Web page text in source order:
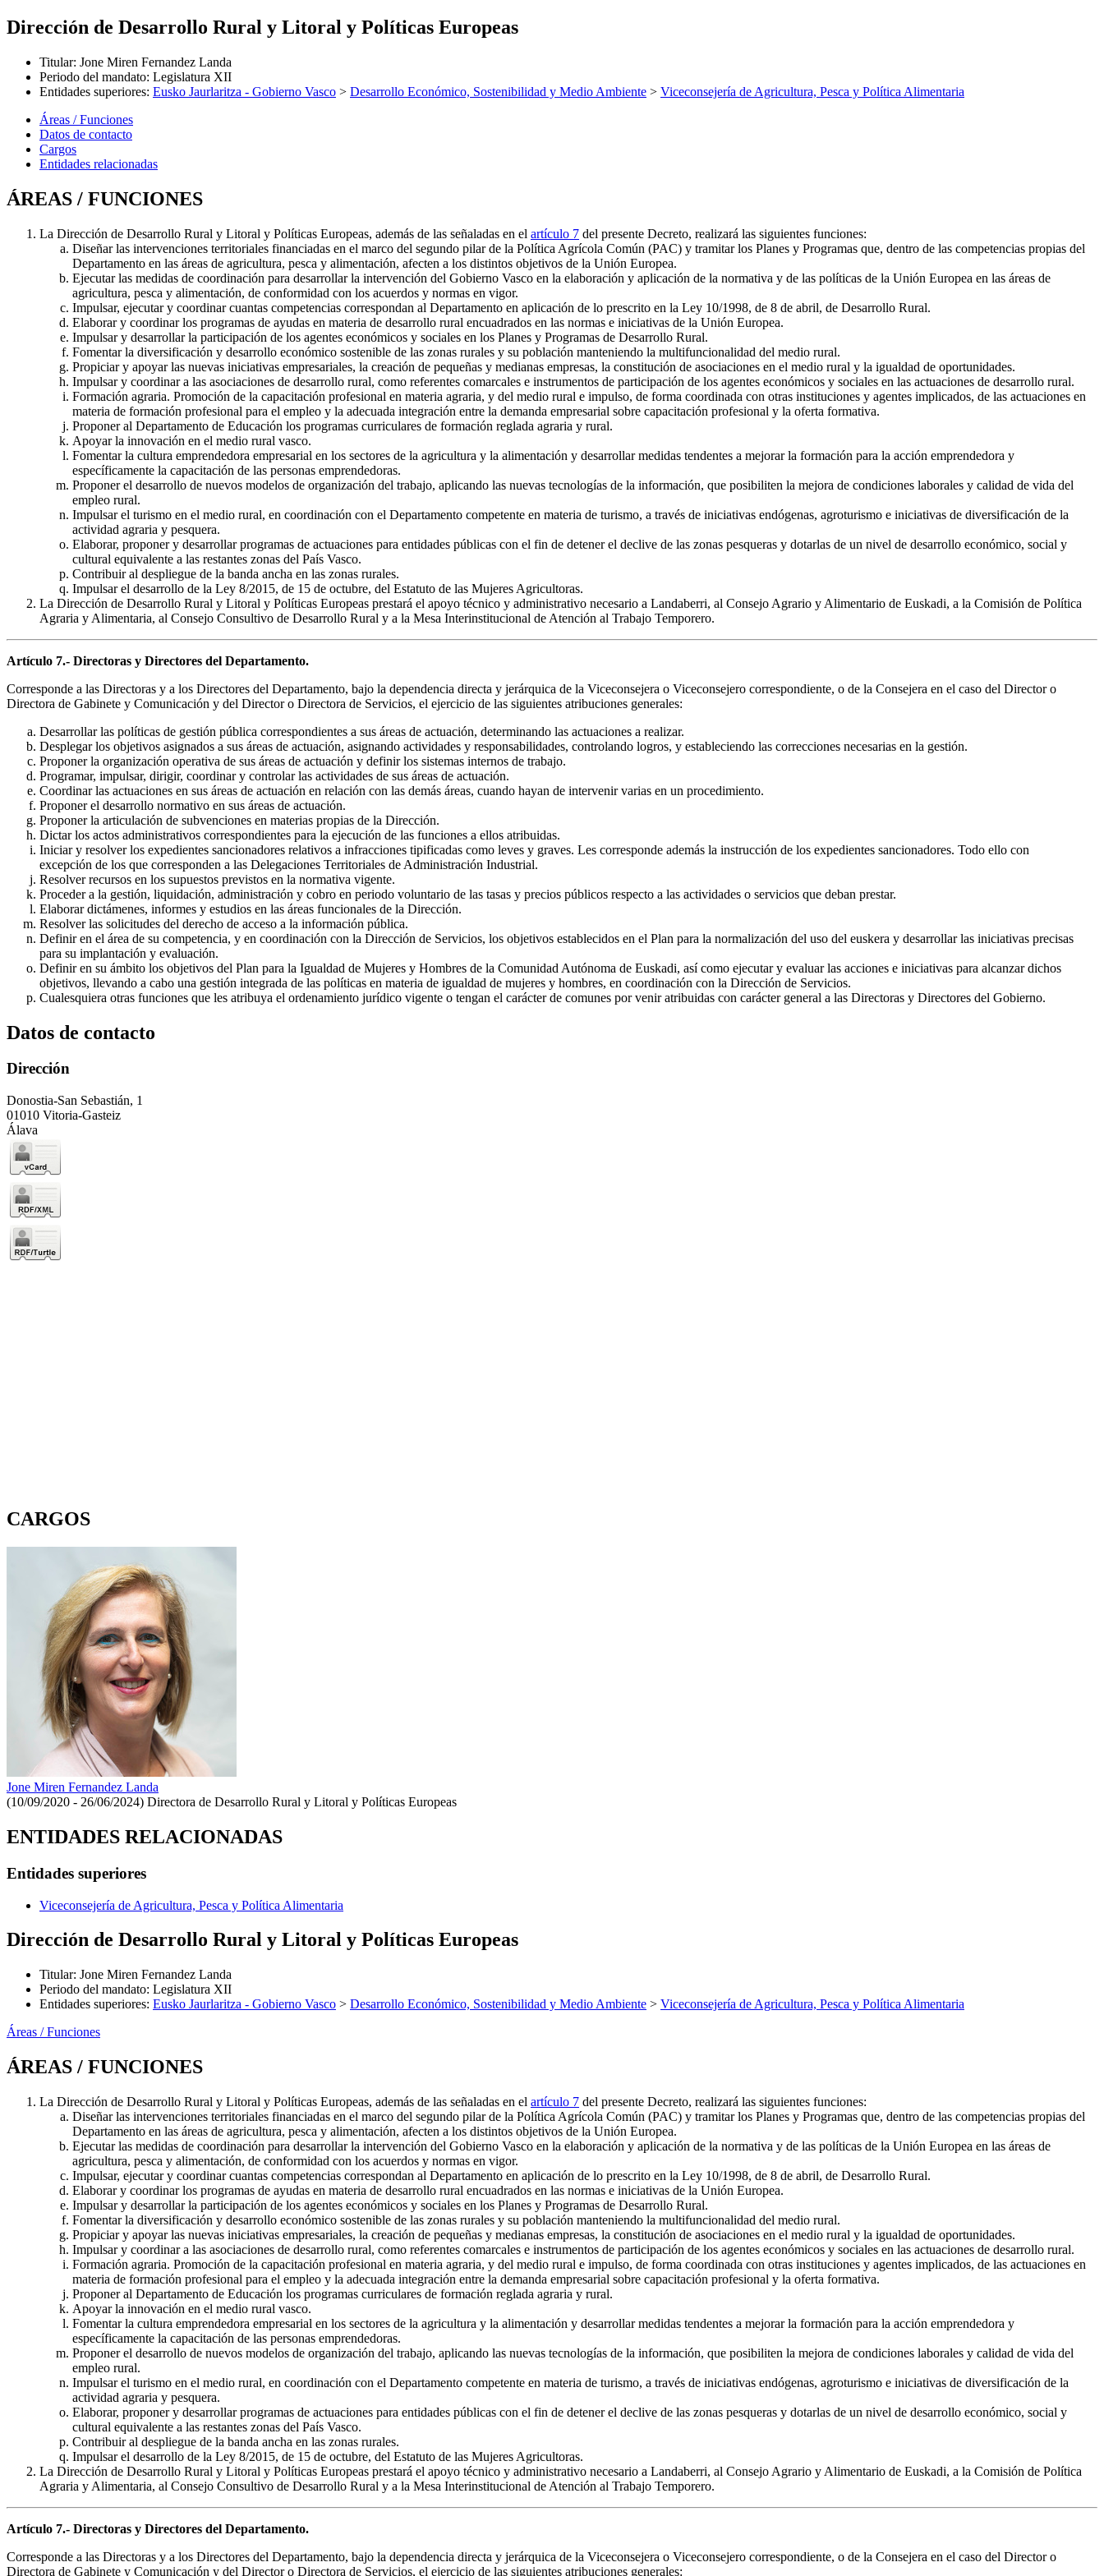
Dirección de Desarrollo Rural y Litoral y Políticas Europeas
Titular: Jone Miren Fernandez Landa
Periodo del mandato: Legislatura XII
Entidades superiores: Eusko Jaurlaritza - Gobierno Vasco > Desarrollo Económico, Sostenibilidad y Medio Ambiente > Viceconsejería de Agricultura, Pesca y Política Alimentaria
Áreas / Funciones
Datos de contacto
Cargos
Entidades relacionadas
ÁREAS / FUNCIONES
La Dirección de Desarrollo Rural y Litoral y Políticas Europeas, además de las señaladas en el artículo 7 del presente Decreto, realizará las siguientes funciones:
Diseñar las intervenciones territoriales financiadas en el marco del segundo pilar de la Política Agrícola Común (PAC) y tramitar los Planes y Programas que, dentro de las competencias propias del
Departamento en las áreas de agricultura, pesca y alimentación, afecten a los distintos objetivos de la Unión Europea.
Ejecutar las medidas de coordinación para desarrollar la intervención del Gobierno Vasco en la elaboración y aplicación de la normativa y de las políticas de la Unión Europea en las áreas de
agricultura, pesca y alimentación, de conformidad con los acuerdos y normas en vigor.
Impulsar, ejecutar y coordinar cuantas competencias correspondan al Departamento en aplicación de lo prescrito en la Ley 10/1998, de 8 de abril, de Desarrollo Rural.
Elaborar y coordinar los programas de ayudas en materia de desarrollo rural encuadrados en las normas e iniciativas de la Unión Europea.
Impulsar y desarrollar la participación de los agentes económicos y sociales en los Planes y Programas de Desarrollo Rural.
Fomentar la diversificación y desarrollo económico sostenible de las zonas rurales y su población manteniendo la multifuncionalidad del medio rural.
Propiciar y apoyar las nuevas iniciativas empresariales, la creación de pequeñas y medianas empresas, la constitución de asociaciones en el medio rural y la igualdad de oportunidades.
Impulsar y coordinar a las asociaciones de desarrollo rural, como referentes comarcales e instrumentos de participación de los agentes económicos y sociales en las actuaciones de desarrollo rural.
Formación agraria. Promoción de la capacitación profesional en materia agraria, y del medio rural e impulso, de forma coordinada con otras instituciones y agentes implicados, de las actuaciones en
materia de formación profesional para el empleo y la adecuada integración entre la demanda empresarial sobre capacitación profesional y la oferta formativa.
Proponer al Departamento de Educación los programas curriculares de formación reglada agraria y rural.
Apoyar la innovación en el medio rural vasco.
Fomentar la cultura emprendedora empresarial en los sectores de la agricultura y la alimentación y desarrollar medidas tendentes a mejorar la formación para la acción emprendedora y
específicamente la capacitación de las personas emprendedoras.
Proponer el desarrollo de nuevos modelos de organización del trabajo, aplicando las nuevas tecnologías de la información, que posibiliten la mejora de condiciones laborales y calidad de vida del
empleo rural.
Impulsar el turismo en el medio rural, en coordinación con el Departamento competente en materia de turismo, a través de iniciativas endógenas, agroturismo e iniciativas de diversificación de la
actividad agraria y pesquera.
Elaborar, proponer y desarrollar programas de actuaciones para entidades públicas con el fin de detener el declive de las zonas pesqueras y dotarlas de un nivel de desarrollo económico, social y
cultural equivalente a las restantes zonas del País Vasco.
Contribuir al despliegue de la banda ancha en las zonas rurales.
Impulsar el desarrollo de la Ley 8/2015, de 15 de octubre, del Estatuto de las Mujeres Agricultoras.
La Dirección de Desarrollo Rural y Litoral y Políticas Europeas prestará el apoyo técnico y administrativo necesario a Landaberri, al Consejo Agrario y Alimentario de Euskadi, a la Comisión de Política
Agraria y Alimentaria, al Consejo Consultivo de Desarrollo Rural y a la Mesa Interinstitucional de Atención al Trabajo Temporero.
Artículo 7.- Directoras y Directores del Departamento.
Corresponde a las Directoras y a los Directores del Departamento, bajo la dependencia directa y jerárquica de la Viceconsejera o Viceconsejero correspondiente, o de la Consejera en el caso del Director o
Directora de Gabinete y Comunicación y del Director o Directora de Servicios, el ejercicio de las siguientes atribuciones generales:
Desarrollar las políticas de gestión pública correspondientes a sus áreas de actuación, determinando las actuaciones a realizar.
Desplegar los objetivos asignados a sus áreas de actuación, asignando actividades y responsabilidades, controlando logros, y estableciendo las correcciones necesarias en la gestión.
Proponer la organización operativa de sus áreas de actuación y definir los sistemas internos de trabajo.
Programar, impulsar, dirigir, coordinar y controlar las actividades de sus áreas de actuación.
Coordinar las actuaciones en sus áreas de actuación en relación con las demás áreas, cuando hayan de intervenir varias en un procedimiento.
Proponer el desarrollo normativo en sus áreas de actuación.
Proponer la articulación de subvenciones en materias propias de la Dirección.
Dictar los actos administrativos correspondientes para la ejecución de las funciones a ellos atribuidas.
Iniciar y resolver los expedientes sancionadores relativos a infracciones tipificadas como leves y graves. Les corresponde además la instrucción de los expedientes sancionadores. Todo ello con
excepción de los que corresponden a las Delegaciones Territoriales de Administración Industrial.
Resolver recursos en los supuestos previstos en la normativa vigente.
Proceder a la gestión, liquidación, administración y cobro en periodo voluntario de las tasas y precios públicos respecto a las actividades o servicios que deban prestar.
Elaborar dictámenes, informes y estudios en las áreas funcionales de la Dirección.
Resolver las solicitudes del derecho de acceso a la información pública.
Definir en el área de su competencia, y en coordinación con la Dirección de Servicios, los objetivos establecidos en el Plan para la normalización del uso del euskera y desarrollar las iniciativas precisas
para su implantación y evaluación.
Definir en su ámbito los objetivos del Plan para la Igualdad de Mujeres y Hombres de la Comunidad Autónoma de Euskadi, así como ejecutar y evaluar las acciones e iniciativas para alcanzar dichos
objetivos, llevando a cabo una gestión integrada de las políticas en materia de igualdad de mujeres y hombres, en coordinación con la Dirección de Servicios.
Cualesquiera otras funciones que les atribuya el ordenamiento jurídico vigente o tengan el carácter de comunes por venir atribuidas con carácter general a las Directoras y Directores del Gobierno.
Datos de contacto
Dirección
Donostia-San Sebastián, 1
01010 Vitoria-Gasteiz
Álava
CARGOS
Jone Miren Fernandez Landa
(10/09/2020 - 26/06/2024) Directora de Desarrollo Rural y Litoral y Políticas Europeas
ENTIDADES RELACIONADAS
Entidades superiores
Viceconsejería de Agricultura, Pesca y Política Alimentaria
Dirección de Desarrollo Rural y Litoral y Políticas Europeas
Titular: Jone Miren Fernandez Landa
Periodo del mandato: Legislatura XII
Entidades superiores: Eusko Jaurlaritza - Gobierno Vasco > Desarrollo Económico, Sostenibilidad y Medio Ambiente > Viceconsejería de Agricultura, Pesca y Política Alimentaria
Áreas / Funciones
ÁREAS / FUNCIONES
La Dirección de Desarrollo Rural y Litoral y Políticas Europeas, además de las señaladas en el artículo 7 del presente Decreto, realizará las siguientes funciones:
Diseñar las intervenciones territoriales financiadas en el marco del segundo pilar de la Política Agrícola Común (PAC) y tramitar los Planes y Programas que, dentro de las competencias propias del
Departamento en las áreas de agricultura, pesca y alimentación, afecten a los distintos objetivos de la Unión Europea.
Ejecutar las medidas de coordinación para desarrollar la intervención del Gobierno Vasco en la elaboración y aplicación de la normativa y de las políticas de la Unión Europea en las áreas de
agricultura, pesca y alimentación, de conformidad con los acuerdos y normas en vigor.
Impulsar, ejecutar y coordinar cuantas competencias correspondan al Departamento en aplicación de lo prescrito en la Ley 10/1998, de 8 de abril, de Desarrollo Rural.
Elaborar y coordinar los programas de ayudas en materia de desarrollo rural encuadrados en las normas e iniciativas de la Unión Europea.
Impulsar y desarrollar la participación de los agentes económicos y sociales en los Planes y Programas de Desarrollo Rural.
Fomentar la diversificación y desarrollo económico sostenible de las zonas rurales y su población manteniendo la multifuncionalidad del medio rural.
Propiciar y apoyar las nuevas iniciativas empresariales, la creación de pequeñas y medianas empresas, la constitución de asociaciones en el medio rural y la igualdad de oportunidades.
Impulsar y coordinar a las asociaciones de desarrollo rural, como referentes comarcales e instrumentos de participación de los agentes económicos y sociales en las actuaciones de desarrollo rural.
Formación agraria. Promoción de la capacitación profesional en materia agraria, y del medio rural e impulso, de forma coordinada con otras instituciones y agentes implicados, de las actuaciones en
materia de formación profesional para el empleo y la adecuada integración entre la demanda empresarial sobre capacitación profesional y la oferta formativa.
Proponer al Departamento de Educación los programas curriculares de formación reglada agraria y rural.
Apoyar la innovación en el medio rural vasco.
Fomentar la cultura emprendedora empresarial en los sectores de la agricultura y la alimentación y desarrollar medidas tendentes a mejorar la formación para la acción emprendedora y
específicamente la capacitación de las personas emprendedoras.
Proponer el desarrollo de nuevos modelos de organización del trabajo, aplicando las nuevas tecnologías de la información, que posibiliten la mejora de condiciones laborales y calidad de vida del
empleo rural.
Impulsar el turismo en el medio rural, en coordinación con el Departamento competente en materia de turismo, a través de iniciativas endógenas, agroturismo e iniciativas de diversificación de la
actividad agraria y pesquera.
Elaborar, proponer y desarrollar programas de actuaciones para entidades públicas con el fin de detener el declive de las zonas pesqueras y dotarlas de un nivel de desarrollo económico, social y
cultural equivalente a las restantes zonas del País Vasco.
Contribuir al despliegue de la banda ancha en las zonas rurales.
Impulsar el desarrollo de la Ley 8/2015, de 15 de octubre, del Estatuto de las Mujeres Agricultoras.
La Dirección de Desarrollo Rural y Litoral y Políticas Europeas prestará el apoyo técnico y administrativo necesario a Landaberri, al Consejo Agrario y Alimentario de Euskadi, a la Comisión de Política
Agraria y Alimentaria, al Consejo Consultivo de Desarrollo Rural y a la Mesa Interinstitucional de Atención al Trabajo Temporero.
Artículo 7.- Directoras y Directores del Departamento.
Corresponde a las Directoras y a los Directores del Departamento, bajo la dependencia directa y jerárquica de la Viceconsejera o Viceconsejero correspondiente, o de la Consejera en el caso del Director o
Directora de Gabinete y Comunicación y del Director o Directora de Servicios, el ejercicio de las siguientes atribuciones generales: